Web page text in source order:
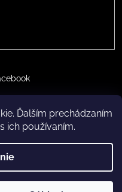
Ďalším prechádzaním
ich používaním.
práva vyhradené.
cookies